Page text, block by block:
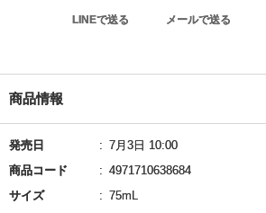
LINEで送る メールで送る
商品情報
発売日
7月3日 10:00
商品コード
4971710638684
サイズ
75mL